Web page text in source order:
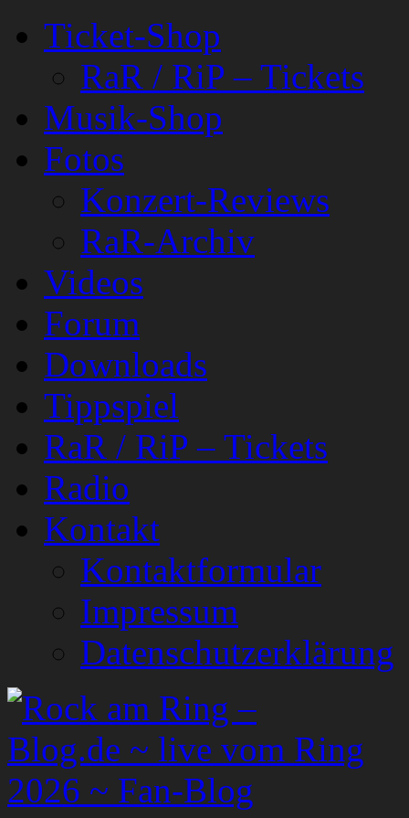
Ticket-Shop
RaR / RiP – Tickets
Musik-Shop
Fotos
Konzert-Reviews
RaR-Archiv
Videos
Forum
Downloads
Tippspiel
RaR / RiP – Tickets
Radio
Kontakt
Kontaktformular
Impressum
Datenschutzerklärung